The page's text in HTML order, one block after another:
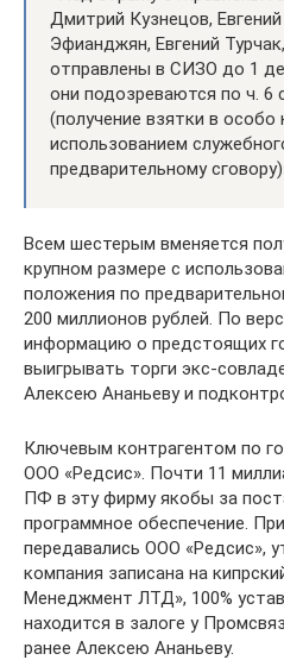
Дмитрий Кузнецов,
Эфианджян, Евгений
отправлены в СИЗО до 1
они подозреваются по ч. 6
(получение взятки в особо
использованием
предварительному
Всем шестерым вменяется
крупном размере с
положения по
200 миллионов рублей. По
информацию о предстоящих
выигрывать торги экс-
Алексею Ананьеву и
Ключевым контрагентом по
ООО «Редсис». Почти 11
ПФ в эту фирму якобы за
программное обеспечение.
передавались ООО «Редсис»,
компания записана на
Менеджмент ЛТД», 100%
находится в залоге у
ранее Алексею Ананьеву.